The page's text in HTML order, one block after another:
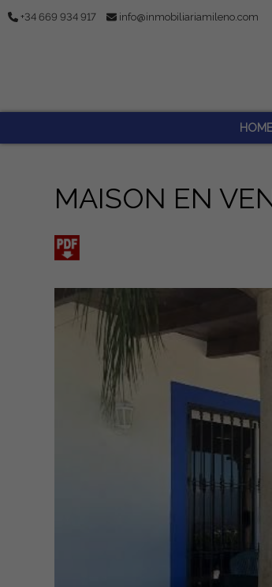
+34 669 934 917 info@inmobiliariamileno.com
HOME
MAISON EN